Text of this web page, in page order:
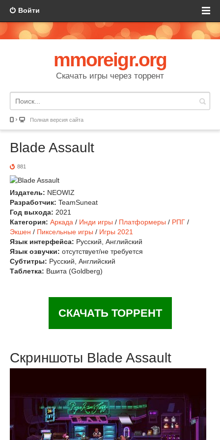
Войти
mmoreigr.org
Скачать игры через торрент
Полная версия сайта
Blade Assault
881
Издатель: NEOWIZ
Разработчик: TeamSuneat
Год выхода: 2021
Категория: Аркада / Инди игры / Платформеры / РПГ /
Экшен / Пиксельные игры / Игры 2021
Язык интерфейса: Русский, Английский
Язык озвучки: отсутствует/не требуется
Субтитры: Русский, Английский
Таблетка: Вшита (Goldberg)
СКАЧАТЬ ТОРРЕНТ
Скриншоты Blade Assault